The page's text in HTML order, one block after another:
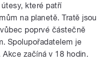
které patří
na planetě. Tratě jsou
poprvé částečně
Spolupořadatelem je
začíná v 18 hodin.